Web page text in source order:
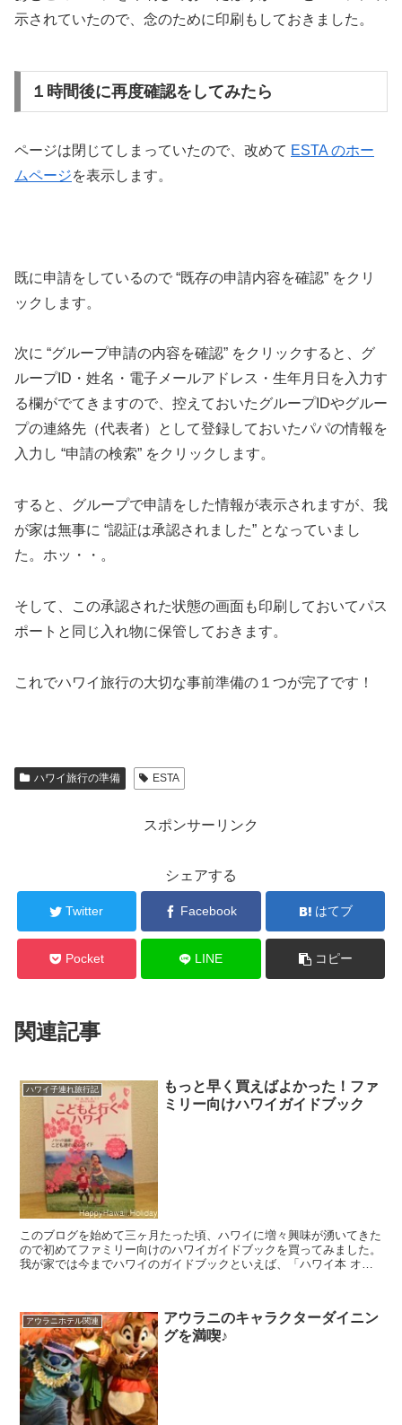
示されていたので、念のために印刷もしておきました。
１時間後に再度確認をしてみたら
ページは閉じてしまっていたので、改めて ESTA のホー
ムページを表示します。
既に申請をしているので “既存の申請内容を確認” をクリ
ックします。
次に “グループ申請の内容を確認” をクリックすると、グ
ループID・姓名・電子メールアドレス・生年月日を入力す
る欄がでてきますので、控えておいたグループIDやグルー
プの連絡先（代表者）として登録しておいたパパの情報を
入力し “申請の検索” をクリックします。
すると、グループで申請をした情報が表示されますが、我
が家は無事に “認証は承認されました” となっていまし
た。ホッ・・。
そして、この承認された状態の画面も印刷しておいてパス
ポートと同じ入れ物に保管しておきます。
これでハワイ旅行の大切な事前準備の１つが完了です！
ハワイ旅行の準備 ESTA
スポンサーリンク
シェアする
Twitter Facebook はてブ
Pocket LINE コピー
関連記事
ハワイ子連れ旅行記
もっと早く買えばよかった！ファ
ミリー向けハワイガイドブック
このブログを始めて三ヶ月たった頃、ハワイに増々興味が湧いてきた
ので初めてファミリー向けのハワイガイドブックを買ってみました。
我が家では今までハワイのガイドブックといえば、「ハワイ本 オア
アウラニホテル関連
アウラニのキャラクターダイニン
グを満喫♪